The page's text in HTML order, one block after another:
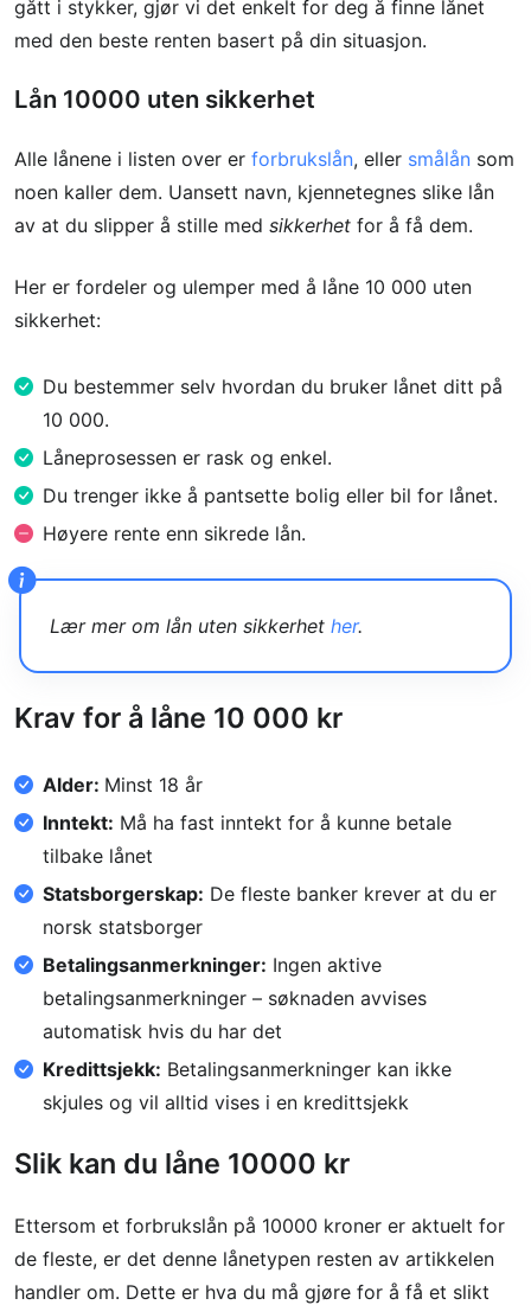
gått i stykker, gjør vi det enkelt for deg å finne lånet
med den beste renten basert på din situasjon.
Lån 10000 uten sikkerhet
Alle lånene i listen over er forbrukslån, eller smålån som
noen kaller dem. Uansett navn, kjennetegnes slike lån
av at du slipper å stille med sikkerhet for å få dem.
Her er fordeler og ulemper med å låne 10 000 uten
sikkerhet:
Du bestemmer selv hvordan du bruker lånet ditt på
10 000.
Låneprosessen er rask og enkel.
Du trenger ikke å pantsette bolig eller bil for lånet.
Høyere rente enn sikrede lån.
Lær mer om lån uten sikkerhet her.
Krav for å låne 10 000 kr
Alder: Minst 18 år
Inntekt: Må ha fast inntekt for å kunne betale
tilbake lånet
Statsborgerskap: De fleste banker krever at du er
norsk statsborger
Betalingsanmerkninger: Ingen aktive
betalingsanmerkninger – søknaden avvises
automatisk hvis du har det
Kredittsjekk: Betalingsanmerkninger kan ikke
skjules og vil alltid vises i en kredittsjekk
Slik kan du låne 10000 kr
Ettersom et forbrukslån på 10000 kroner er aktuelt for
de fleste, er det denne lånetypen resten av artikkelen
handler om. Dette er hva du må gjøre for å få et slikt